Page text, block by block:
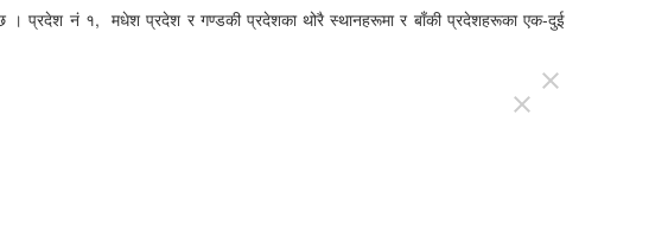
। प्रदेश नं १, मधेश प्रदेश र गण्डकी प्रदेशका थोरै स्थानहरूमा र बाँकी प्रदेशहरूका एक-दुई
close
close